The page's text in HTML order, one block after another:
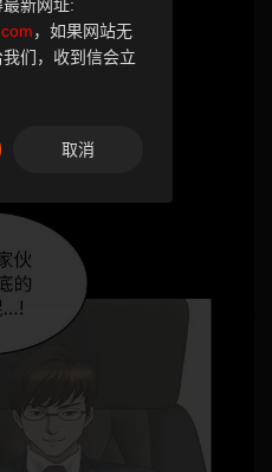
新网址:
，如果网站无
们，收到信会立
取消